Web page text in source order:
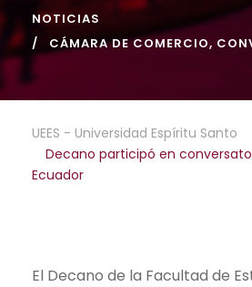
NOTICIAS
CÁMARA DE COMERCIO,
UEES - Universidad Espíritu Santo
Decano participó en
Ecuador
El Decano de la Facultad de